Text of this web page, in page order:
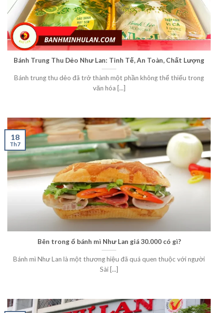
Bánh Trung Thu Dẻo Như Lan: Tinh Tế, An Toàn, Chất Lượng
Bánh trung thu dẻo đã trở thành một phần không thể thiếu trong
văn hóa [...]
Bên trong ổ bánh mì Như Lan giá 30.000 có gì?
Bánh mì Như Lan là một thương hiệu đã quá quen thuộc với người
Sài [...]
18
Th7